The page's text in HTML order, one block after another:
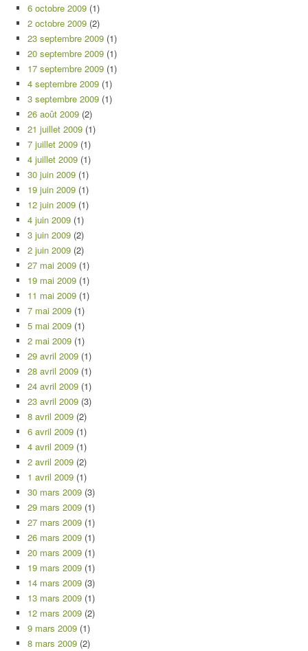
6 octobre 2009 (1)
2 octobre 2009 (2)
23 septembre 2009 (1)
20 septembre 2009 (1)
17 septembre 2009 (1)
4 septembre 2009 (1)
3 septembre 2009 (1)
26 août 2009 (2)
21 juillet 2009 (1)
7 juillet 2009 (1)
4 juillet 2009 (1)
30 juin 2009 (1)
19 juin 2009 (1)
12 juin 2009 (1)
4 juin 2009 (1)
3 juin 2009 (2)
2 juin 2009 (2)
27 mai 2009 (1)
19 mai 2009 (1)
11 mai 2009 (1)
7 mai 2009 (1)
5 mai 2009 (1)
2 mai 2009 (1)
29 avril 2009 (1)
28 avril 2009 (1)
24 avril 2009 (1)
23 avril 2009 (3)
8 avril 2009 (2)
6 avril 2009 (1)
4 avril 2009 (1)
2 avril 2009 (2)
1 avril 2009 (1)
30 mars 2009 (3)
29 mars 2009 (1)
27 mars 2009 (1)
26 mars 2009 (1)
20 mars 2009 (1)
19 mars 2009 (1)
14 mars 2009 (3)
13 mars 2009 (1)
12 mars 2009 (2)
9 mars 2009 (1)
8 mars 2009 (2)